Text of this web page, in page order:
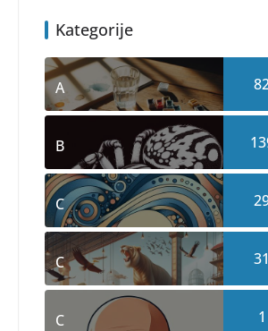
Kategorije
A
B
C
C 31
C 1